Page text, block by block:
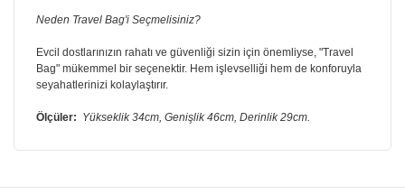
Neden Travel Bag'i Seçmelisiniz?
Evcil dostlarınızın rahatı ve güvenliği sizin için önemliyse, "Travel
Bag" mükemmel bir seçenektir. Hem işlevselliği hem de konforuyla
seyahatlerinizi kolaylaştırır.
Ölçüler: Yükseklik 34cm, Genişlik 46cm, Derinlik 29cm.